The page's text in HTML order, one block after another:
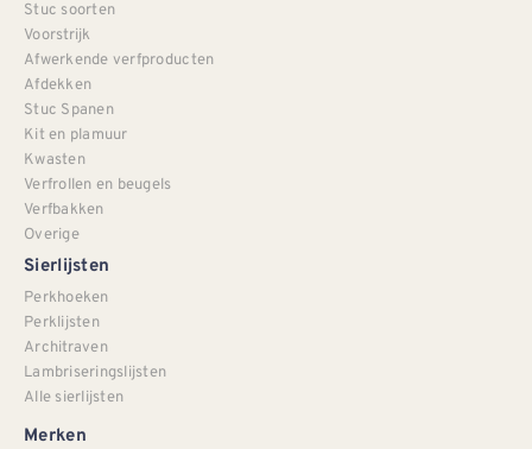
Stuc soorten
Voorstrijk
Afwerkende verfproducten
Afdekken
Stuc Spanen
Kit en plamuur
Kwasten
Verfrollen en beugels
Verfbakken
Overige
Sierlijsten
Perkhoeken
Perklijsten
Architraven
Lambriseringslijsten
Alle sierlijsten
Merken